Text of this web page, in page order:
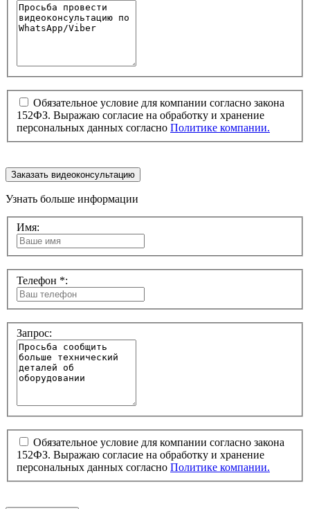
Обязательное условие для компании согласно закона
152ФЗ. Выражаю согласие на обработку и хранение
персональных данных согласно Политике компании.
Заказать видеоконсультацию
Узнать больше информации
Имя:
Телефон *:
Запрос:
Обязательное условие для компании согласно закона
152ФЗ. Выражаю согласие на обработку и хранение
персональных данных согласно Политике компании.